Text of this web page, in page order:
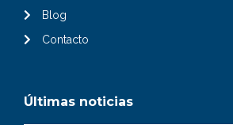
Blog
Contacto
Últimas noticias